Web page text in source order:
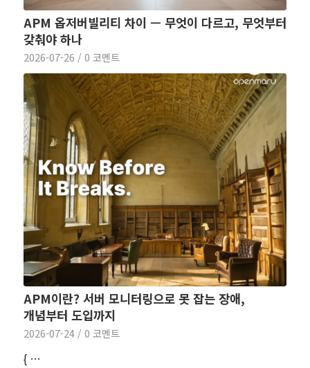
APM 옵저버빌리티 차이 — 무엇이 다르고, 무엇부터
갖춰야 하나
2026-07-26 / 0 코멘트
APM이란? 서버 모니터링으로 못 잡는 장애,
개념부터 도입까지
2026-07-24 / 0 코멘트
{ …